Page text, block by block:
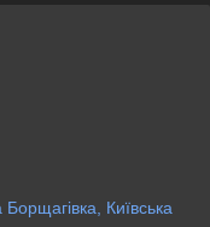
Київська